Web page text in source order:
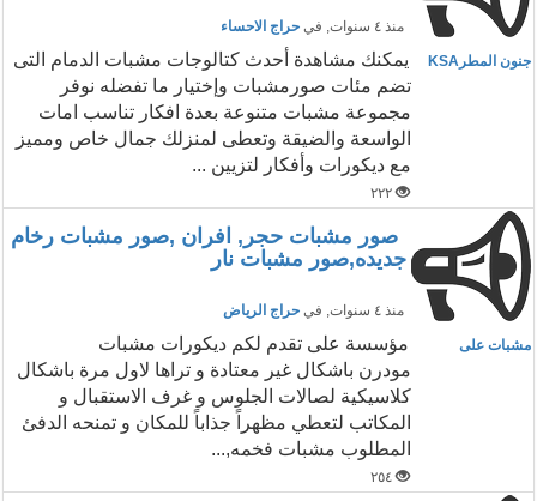
منذ ٤ سنوات , في حراج الاحساء
جنون المطرKSA
يمكنك مشاهدة أحدث كتالوجات مشبات الدمام التى
تضم مئات صورمشبات وإختيار ما تفضله نوفر
مجموعة مشبات متنوعة بعدة افكار تناسب امات
الواسعة والضيقة وتعطى لمنزلك جمال خاص ومميز
مع ديكورات وأفكار لتزيين ...
٢٢٢
صور مشبات حجر, افران ,صور مشبات رخام
جديده,صور مشبات نار
منذ ٤ سنوات , في حراج الرياض
مشبات على
مؤسسة على تقدم لكم ديكورات مشبات
مودرن باشكال غير معتادة و تراها لاول مرة باشكال
كلاسيكية لصالات الجلوس و غرف الاستقبال و
المكاتب لتعطي مظهراً جذاباً للمكان و تمنحه الدفئ
المطلوب مشبات فخمه,...
٢٥٤